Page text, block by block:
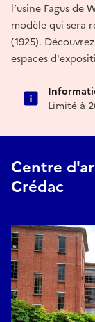
l’usine Fagus de
modèle qui sera
(1925).
espaces
Limité à
Centre
Crédac